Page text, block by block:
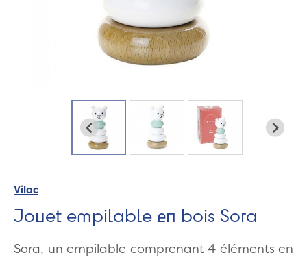
Vilac
Jouet empilable en bois Sora
Sora, un empilable comprenant 4 éléments en